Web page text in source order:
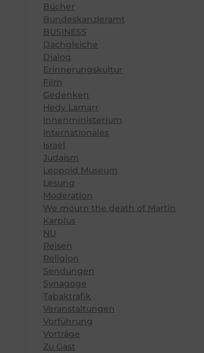
Bücher
Bundeskanzleramt
BUSINESS
Dachgleiche
Dialog
Erinnerungskultur
Film
Gedenken
Hedy Lamarr
Innenministerium
Internationales
Israel
Judaism
Leopold Museum
Lesung
Moderation
We mourn the death of Martin
Karplus
NU
Reisen
Religion
Sendungen
Synagoge
Tabaktrafik
Veranstaltungen
Vorführung
Vorträge
Zu Gast